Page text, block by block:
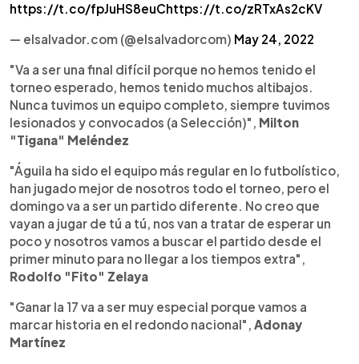
https://t.co/fpJuHS8euChttps://t.co/zRTxAs2cKV
— elsalvador.com (@elsalvadorcom) May 24, 2022
"Va a ser una final difícil porque no hemos tenido el
torneo esperado, hemos tenido muchos altibajos.
Nunca tuvimos un equipo completo, siempre tuvimos
lesionados y convocados (a Selección)", Milton
"Tigana" Meléndez
"Águila ha sido el equipo más regular en lo futbolístico,
han jugado mejor de nosotros todo el torneo, pero el
domingo va a ser un partido diferente. No creo que
vayan a jugar de tú a tú, nos van a tratar de esperar un
poco y nosotros vamos a buscar el partido desde el
primer minuto para no llegar a los tiempos extra",
Rodolfo "Fito" Zelaya
"Ganar la 17 va a ser muy especial porque vamos a
marcar historia en el redondo nacional", Adonay
Martínez